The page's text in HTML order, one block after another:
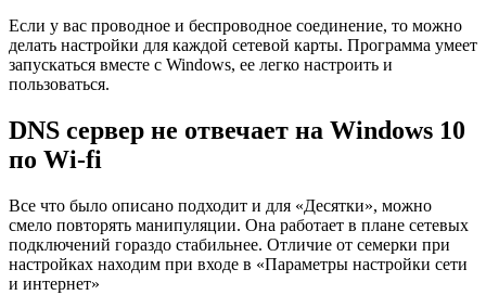
Если у вас проводное и беспроводное соединение, то можно
делать настройки для каждой сетевой карты. Программа умеет
запускаться вместе c Windows, ее легко настроить и
пользоваться.
DNS сервер не отвечает на Windows 10
по Wi-fi
Все что было описано подходит и для «Десятки», можно
смело повторять манипуляции. Она работает в плане сетевых
подключений гораздо стабильнее. Отличие от семерки при
настройках находим при входе в «Параметры настройки сети
и интернет»